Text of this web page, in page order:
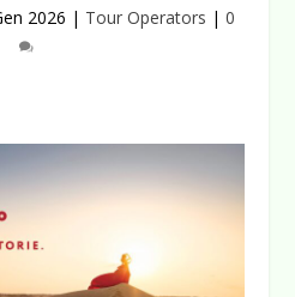
2026 | Tour Operators | 0